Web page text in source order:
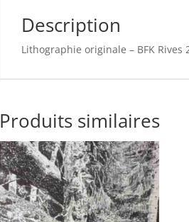
Description
Lithographie originale – BFK Rives
Produits similaires